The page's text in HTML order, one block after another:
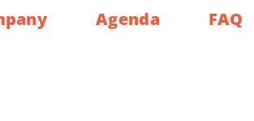
Agenda FAQ